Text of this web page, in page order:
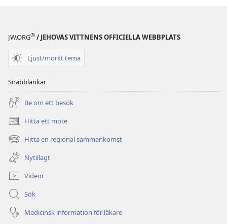
JW.ORG® / JEHOVAS VITTNENS OFFICIELLA WEBBPLATS
Ljust/mörkt tema
Snabblänkar
Be om ett besök
Hitta ett möte
(öppnar
nytt
fönster)
Hitta en regional sammankomst
(öppnar
nytt
fönster)
Nytillagt
Videor
Sök
Medicinsk information för läkare